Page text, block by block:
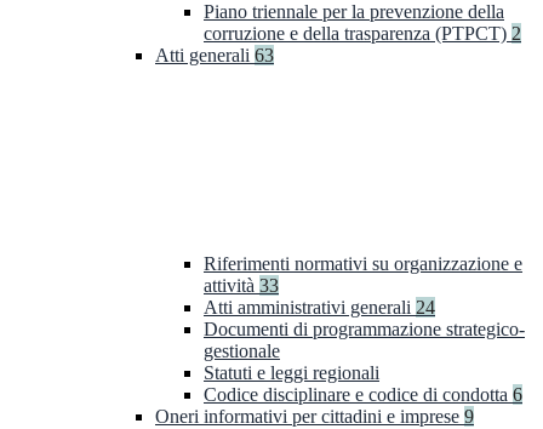
Piano triennale per la prevenzione della
corruzione e della trasparenza (PTPCT) 2
Atti generali 63
Riferimenti normativi su organizzazione e
attività 33
Atti amministrativi generali 24
Documenti di programmazione strategico-
gestionale
Statuti e leggi regionali
Codice disciplinare e codice di condotta 6
Oneri informativi per cittadini e imprese 9